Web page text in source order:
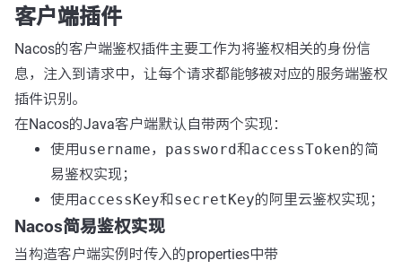
客户端插件
Nacos的客户端鉴权插件主要工作为将鉴权相关的身份信
息，注入到请求中，让每个请求都能够被对应的服务端鉴权
插件识别。
在Nacos的Java客户端默认自带两个实现：
使用username， password和accessToken的简
易鉴权实现；
使用accessKey和secretKey的阿里云鉴权实现；
Nacos简易鉴权实现
当构造客户端实例时传入的properties中带